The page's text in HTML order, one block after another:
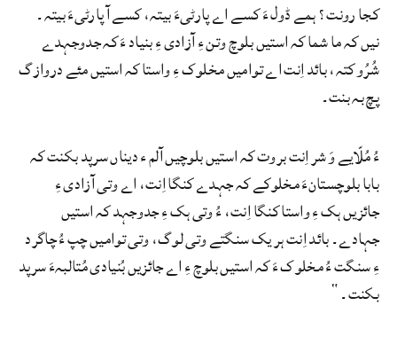
کجا رونت؟ ہمے ڈول ءَ کسے اے پارٹیءَ بیتہ، کسے آ پارٹیءَ بیتہ۔
نیں کہ ما شما کہ استیں بلوچ وتن ءِ آزادی ءِ بنیاد ءَ کہ جدوجہدے
شُرُو کتہ، بائد اِنت اے توامیں مخلوک ءِ واستا کہ استیں مئے دروازگ
پچ بہ بنت۔
ءُ مُلّایے وَ شر اِنت بروت کہ استیں بلوچیں آلم ء دیناں سرپد بکنت کہ
بابا بلوچستانءَ مخلوکے کہ جہدے کنگا اِنت، اے وتی آزادی ءِ
جائزیں ہک ءِ واستا کنگا اِنت، ءُ وتی ہک ءِ جدوجہد کہ استیں
جہادے۔ بائد اِنت ہر یک سنگتے وتی لوگ، وتی توامیں چپ ءُ چاگرد
ءِ سنگت ءُ مخلوک ءَ کہ استیں بلوچ ءِ اے جائزیں بُنیادی مُتالبہءَ سرپد
بکنت۔“